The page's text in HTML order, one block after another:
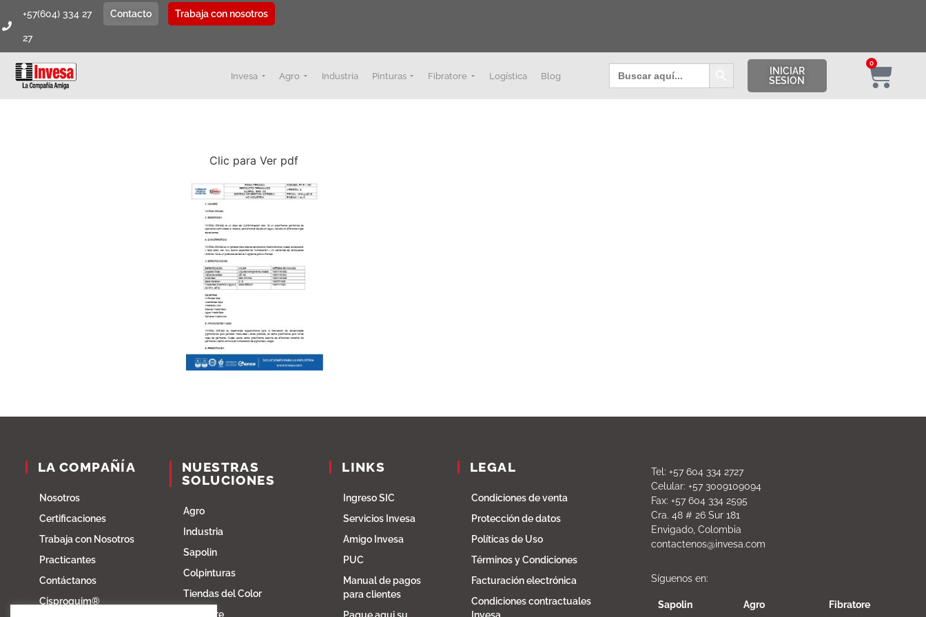
+57(604) 334 27
27
Contacto Trabaja con nosotros
Invesa Agro Industria Pinturas Fibratore Logística Blog
Buscar: Botón de búsqueda
INICIAR
SESION
0
Clic para Ver pdf
LA COMPAÑÍA
Nosotros
Certificaciones
Trabaja con Nosotros
Practicantes
Contáctanos
Cisproquim®
NUESTRAS
SOLUCIONES
Agro
Industria
Sapolin
Colpinturas
Tiendas del Color
Fibratore
LINKS
Ingreso SIC
Servicios Invesa
Amigo Invesa
PUC
Manual de pagos
para clientes
LEGAL
Condiciones de venta
Protección de datos
Políticas de Uso
Términos y Condiciones
Facturación electrónica
Condiciones contractuales
Tel: +57 604 334 2727
Celular: +57 3009109094
Fax: +57 604 334 2595
Cra. 48 # 26 Sur 181
Envigado, Colombia
contactenos@invesa.com
Síguenos en:
Sapolin Agro Fibratore